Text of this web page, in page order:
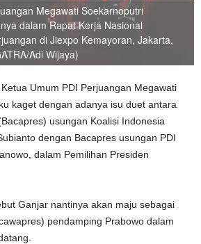
Megawati Soekarnoputri
dalam Rapat Kerja Nasional
di Jiexpo Kemayoran, Jakarta,
Adi Wijaya)
Umum PDI Perjuangan Megawati
kaget dengan adanya isu duet antara
usungan Koalisi Indonesia
dengan Bacapres usungan PDI
dalam Pemilihan Presiden
Ganjar nantinya akan maju sebagai
pendamping Prabowo dalam